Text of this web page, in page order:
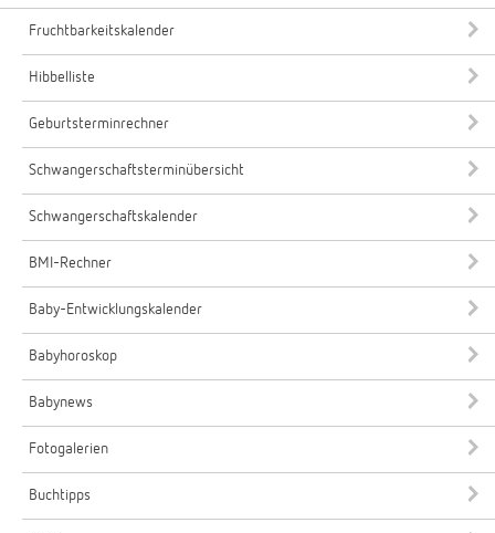
Fruchtbarkeitskalender
Hibbelliste
Geburtsterminrechner
Schwangerschaftsterminübersicht
Schwangerschaftskalender
BMI-Rechner
Baby-Entwicklungskalender
Babyhoroskop
Babynews
Fotogalerien
Buchtipps